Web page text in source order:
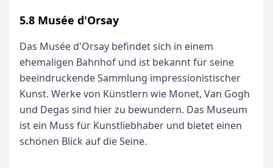
5.8 Musée d'Orsay
Das Musée d'Orsay befindet sich in einem
ehemaligen Bahnhof und ist bekannt für seine
beeindruckende Sammlung impressionistischer
Kunst. Werke von Künstlern wie Monet, Van Gogh
und Degas sind hier zu bewundern. Das Museum
ist ein Muss für Kunstliebhaber und bietet einen
schönen Blick auf die Seine.